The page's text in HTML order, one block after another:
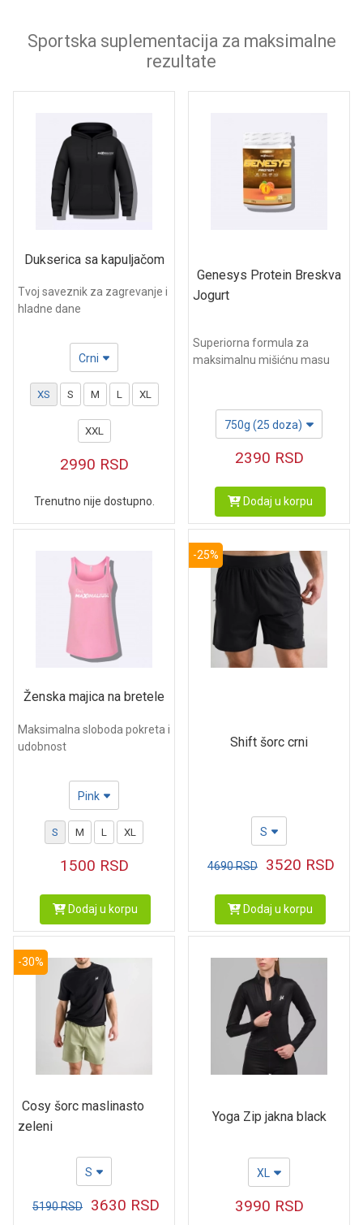
Sportska suplementacija za maksimalne
rezultate
Dukserica sa kapuljačom
Tvoj saveznik za zagrevanje i
hladne dane
Crni
XS S M L XL
XXL
2990 RSD
Trenutno nije dostupno.
Genesys Protein Breskva
Jogurt
Superiorna formula za
maksimalnu mišićnu masu
750g (25 doza)
2390 RSD
Dodaj u korpu
Ženska majica na bretele
Maksimalna sloboda pokreta i
udobnost
Pink
S M L XL
1500 RSD
Dodaj u korpu
-25%
Shift šorc crni
S
4690RSD 3520 RSD
Dodaj u korpu
-30%
Cosy šorc maslinasto
zeleni
S
5190RSD 3630 RSD
Yoga Zip jakna black
XL
3990 RSD